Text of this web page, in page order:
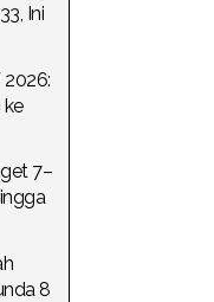
Ini
2026:
ke
7–
8